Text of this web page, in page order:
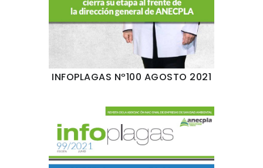
INFOPLAGAS Nº100 AGOSTO 2021